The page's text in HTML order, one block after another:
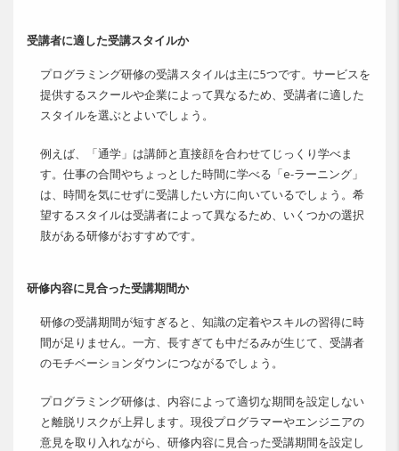
受講者に適した受講スタイルか
プログラミング研修の受講スタイルは主に5つです。サービスを
提供するスクールや企業によって異なるため、受講者に適した
スタイルを選ぶとよいでしょう。
例えば、「通学」は講師と直接顔を合わせてじっくり学べま
す。仕事の合間やちょっとした時間に学べる「e-ラーニング」
は、時間を気にせずに受講したい方に向いているでしょう。希
望するスタイルは受講者によって異なるため、いくつかの選択
肢がある研修がおすすめです。
研修内容に見合った受講期間か
研修の受講期間が短すぎると、知識の定着やスキルの習得に時
間が足りません。一方、長すぎても中だるみが生じて、受講者
のモチベーションダウンにつながるでしょう。
プログラミング研修は、内容によって適切な期間を設定しない
と離脱リスクが上昇します。現役プログラマーやエンジニアの
意見を取り入れながら、研修内容に見合った受講期間を設定し